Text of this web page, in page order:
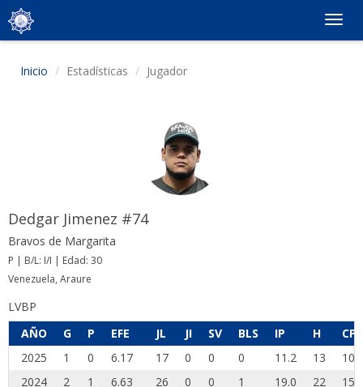
Inicio Estadísticas Jugador
Dedgar Jimenez #74
Bravos de Margarita
P | B/L: I/I | Edad: 30
Venezuela, Araure
LVBP
AÑO
G P EFE JL JI SV BLS IP H
CP
2025
1 0 6.17 17 0 0 0 11.2 13
10
2024
2 1 6.63 26 0 0 1 19.0 22
15